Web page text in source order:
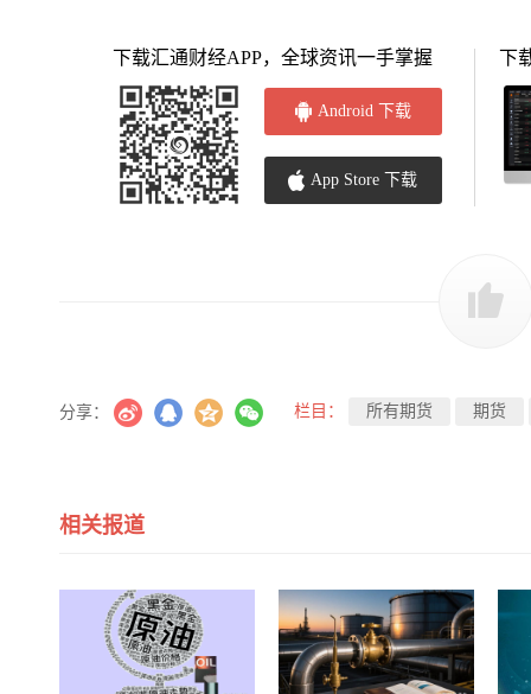
下载汇通财经APP，全球资讯一手掌握
Android 下载
App Store 下载
下
分享： 栏目： 所有期货 期货
相关报道